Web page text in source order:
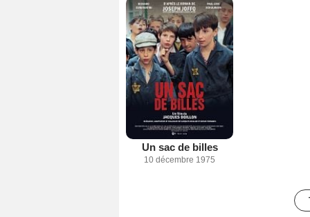
Un sac de billes
10 décembre 1975